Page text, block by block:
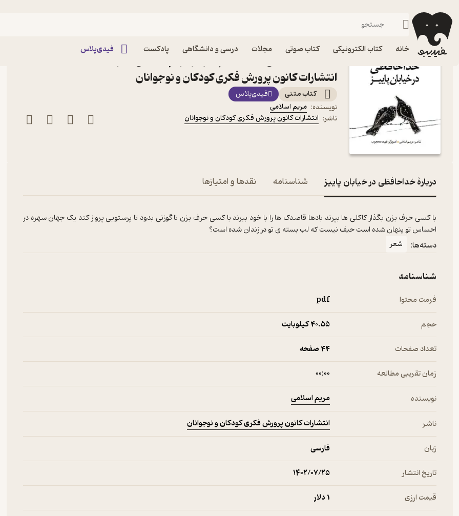
خانه کتاب الکترونیکی کتاب صوتی مجلات درسی و دانشگاهی پادکست فیدی‌پلاس
فیدیبو کتاب الکترونیکی
انتشارات کانون پرورش فکری کودکان و نوجوانان
کتاب متنی
فیدی‌پلاس
نویسنده: مریم اسلامی
ناشر: انتشارات کانون پرورش فکری کودکان و نوجوانان
دربارۀ خداحافظی در خیابان پاییز شناسنامه نقدها و امتیازها
با کسی حرف بزن بگذار کاکلی ها بپرند بادها قاصدک ها را با خود ببرند با کسی حرف بزن تا گوزنی بدود تا پرستویی پرواز کند یک جهان سهره در
احساس تو پنهان شده است حیف نیست که لب بسته ی تو در زندان شده است؟
دسته‌ها: شعر
شناسنامه
فرمت محتوا pdf
حجم 40.۵۵ کیلوبایت
تعداد صفحات 44 صفحه
زمان تقریبی مطالعه ۰۰:۰۰
نویسنده مریم اسلامی
ناشر انتشارات کانون پرورش فکری کودکان و نوجوانان
زبان فارسی
تاریخ انتشار ۱۴۰۲/۰۷/۲۵
قیمت ارزی 1 دلار